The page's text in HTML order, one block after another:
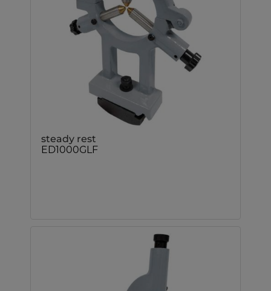
steady rest
ED1000GLF